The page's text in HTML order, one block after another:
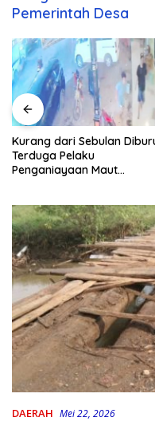
Pemerintah Desa
Kurang dari Sebulan
Terduga Pelaku
Penganiayaan Maut
DAERAH Mei 22, 2026